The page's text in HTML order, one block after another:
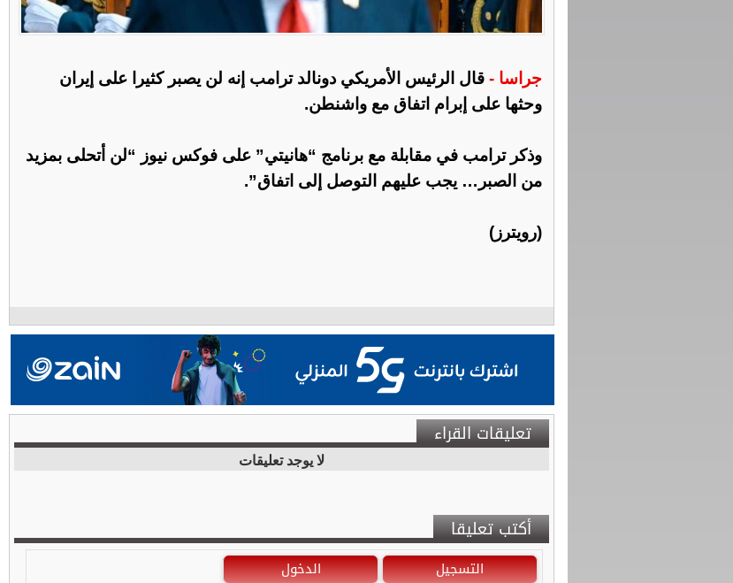
جراسا - قال ‌الرئيس الأمريكي دونالد ترامب إنه لن يصبر كثيرا على إيران
وحثها على إبرام اتفاق مع واشنطن.
وذكر ترامب في مقابلة مع برنامج “هانيتي” ‌على فوكس ‌نيوز “لن أتحلى بمزيد
من ‌الصبر… يجب عليهم التوصل إلى اتفاق”.
(رويترز)
تعليقات القراء
لا يوجد تعليقات
أكتب تعليقا
التسجيل الدخول